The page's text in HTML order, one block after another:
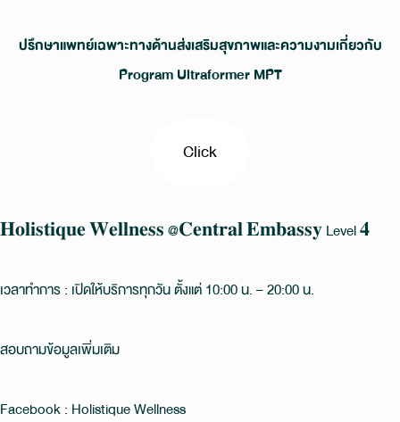
ปรึกษาแพทย์เฉพาะทางด้านส่งเสริมสุขภาพและความงามเกี่ยวกับ
Program Ultraformer MPT
Click
𝐇𝐨𝐥𝐢𝐬𝐭𝐢𝐪𝐮𝐞 𝐖𝐞𝐥𝐥𝐧𝐞𝐬𝐬 @𝐂𝐞𝐧𝐭𝐫𝐚𝐥 𝐄𝐦𝐛𝐚𝐬𝐬𝐲 Level 𝟒
เวลาทำการ : เปิดให้บริการทุกวัน ตั้งแต่ 10:00 น. – 20:00 น.
สอบถามข้อมูลเพิ่มเติม
Facebook : Holistique Wellness